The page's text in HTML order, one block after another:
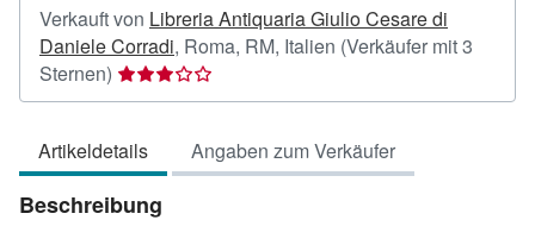
Verkauft von Libreria Antiquaria Giulio Cesare di
Daniele Corradi, Roma, RM, Italien (Verkäufer mit 3
Sternen) Verkäuferbewertung
3
5
Sternen
Artikeldetails Angaben zum Verkäufer
Beschreibung